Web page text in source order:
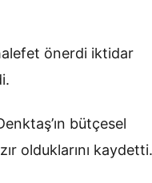
önerdi iktidar
bütçesel
olduklarını kaydetti.